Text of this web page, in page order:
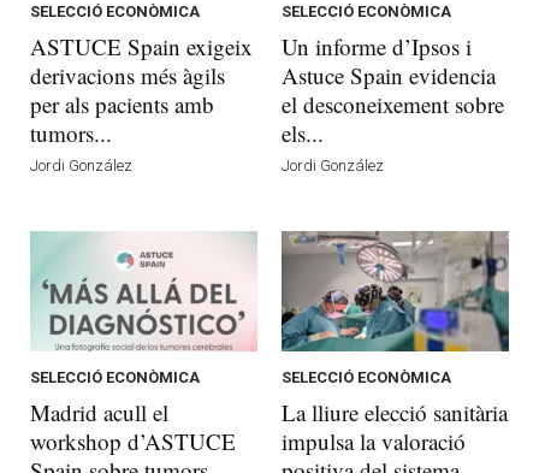
SELECCIÓ ECONÒMICA
ASTUCE Spain exigeix
derivacions més àgils
per als pacients amb
tumors...
Jordi González
SELECCIÓ ECONÒMICA
Un informe d’Ipsos i
Astuce Spain evidencia
el desconeixement sobre
els...
Jordi González
SELECCIÓ ECONÒMICA
Madrid acull el
workshop d’ASTUCE
SELECCIÓ ECONÒMICA
La lliure elecció sanitària
impulsa la valoració